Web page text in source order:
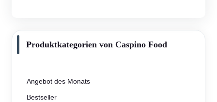
Produktkategorien von Caspino Food
Angebot des Monats
Bestseller